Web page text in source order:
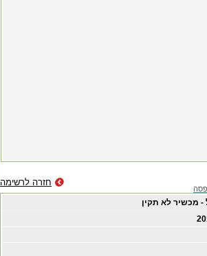
חזרה לרשימה
- מכשיר לא תקין